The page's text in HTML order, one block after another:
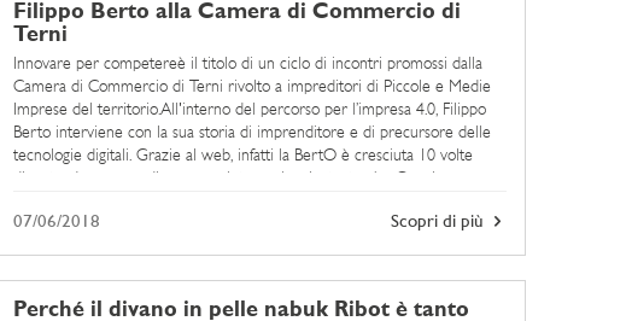
Filippo Berto alla Camera di Commercio di
Terni
Innovare per competereè il titolo di un ciclo di incontri promossi dalla
Camera di Commercio di Terni rivolto a impreditori di Piccole e Medie
Imprese del territorio.All'interno del percorso per l’impresa 4.0, Filippo
Berto interviene con la sua storia di imprenditore e di precursore delle
tecnologie digitali. Grazie al web, infatti la BertO è cresciuta 10 volte
Scopri di più
07/06/2018
Perché il divano in pelle nabuk Ribot è tanto